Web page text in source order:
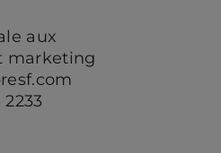
aux
marketing